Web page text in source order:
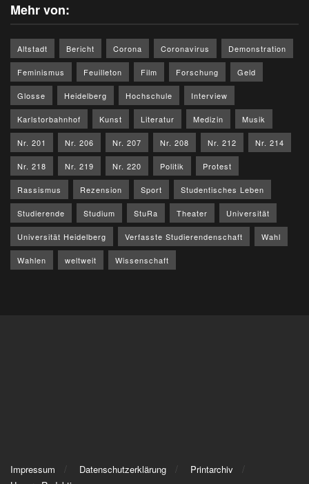
Mehr von:
Altstadt Bericht Corona Coronavirus Demonstration
Feminismus Feuilleton Film Forschung Geld
Glosse Heidelberg Hochschule Interview
Karlstorbahnhof Kunst Literatur Medizin Musik
Nr. 201 Nr. 206 Nr. 207 Nr. 208 Nr. 212 Nr. 214
Nr. 218 Nr. 219 Nr. 220 Politik Protest
Rassismus Rezension Sport Studentisches Leben
Studierende Studium StuRa Theater Universität
Universität Heidelberg Verfasste Studierendenschaft Wahl
Wahlen weltweit Wissenschaft
Impressum Datenschutzerklärung
Printarchiv